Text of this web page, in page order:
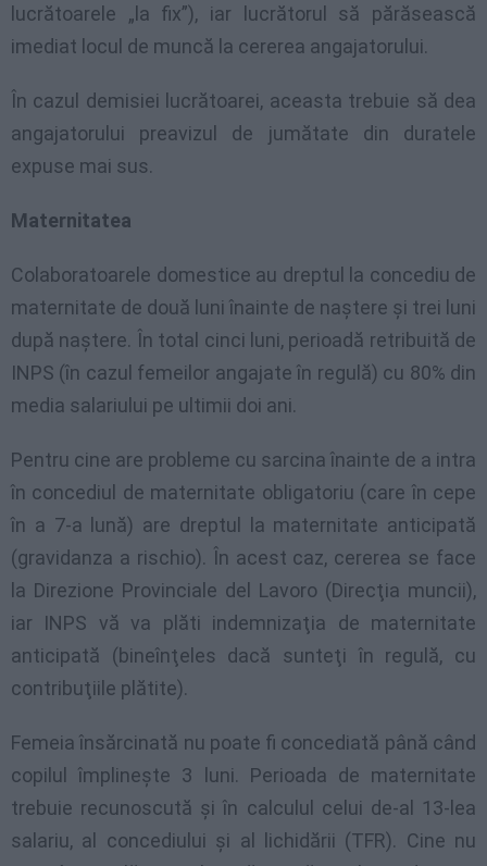
lucrătoarele „la fix”), iar lucrătorul să părăsească
imediat locul de muncă la cererea angajatorului.
În cazul demisiei lucrătoarei, aceasta trebuie să dea
angajatorului preavizul de jumătate din duratele
expuse mai sus.
Maternitatea
Colaboratoarele domestice au dreptul la concediu de
maternitate de două luni înainte de naştere şi trei luni
după naştere. În total cinci luni, perioadă retribuită de
INPS (în cazul femeilor angajate în regulă) cu 80% din
media salariului pe ultimii doi ani.
Pentru cine are probleme cu sarcina înainte de a intra
în concediul de maternitate obligatoriu (care în cepe
în a 7-a lună) are dreptul la maternitate anticipată
(gravidanza a rischio). În acest caz, cererea se face
la Direzione Provinciale del Lavoro (Direcţia muncii),
iar INPS vă va plăti indemnizaţia de maternitate
anticipată (bineînţeles dacă sunteţi în regulă, cu
contribuţiile plătite).
Femeia însărcinată nu poate fi concediată până când
copilul împlineşte 3 luni. Perioada de maternitate
trebuie recunoscută şi în calculul celui de-al 13-lea
salariu, al concediului şi al lichidării (TFR). Cine nu